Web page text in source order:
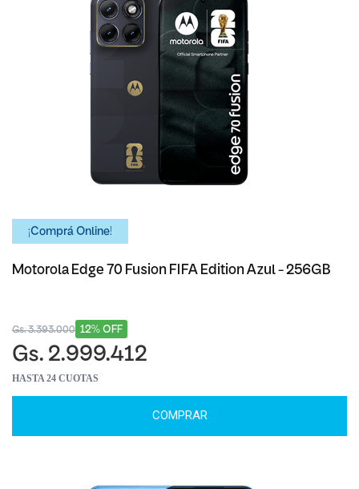
¡Comprá Online!
Motorola Edge 70 Fusion FIFA Edition Azul - 256GB
12% OFF
Gs. 3.393.000
Gs. 2.999.412
HASTA 24 CUOTAS
COMPRAR